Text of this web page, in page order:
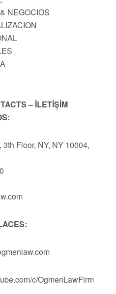
NEGOCIOS
– İLETİŞİM
Floor, NY, NY 10004,
c/OgmenLawFirm